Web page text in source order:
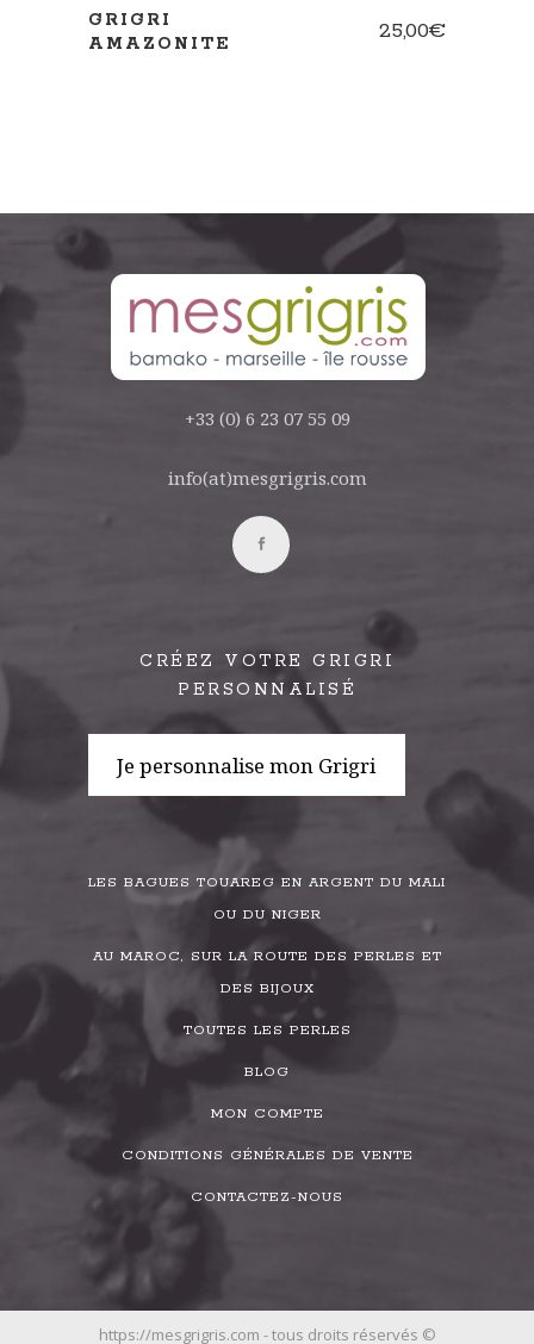
GRIGRI
AMAZONITE
25,00€
+33 (0) 6 23 07 55 09
info(at)mesgrigris.com
CRÉEZ VOTRE GRIGRI
PERSONNALISÉ
Je personnalise mon Grigri
LES BAGUES TOUAREG EN ARGENT DU MALI
OU DU NIGER
AU MAROC, SUR LA ROUTE DES PERLES ET
DES BIJOUX
TOUTES LES PERLES
BLOG
MON COMPTE
CONDITIONS GÉNÉRALES DE VENTE
CONTACTEZ-NOUS
https://mesgrigris.com - tous droits réservés ©